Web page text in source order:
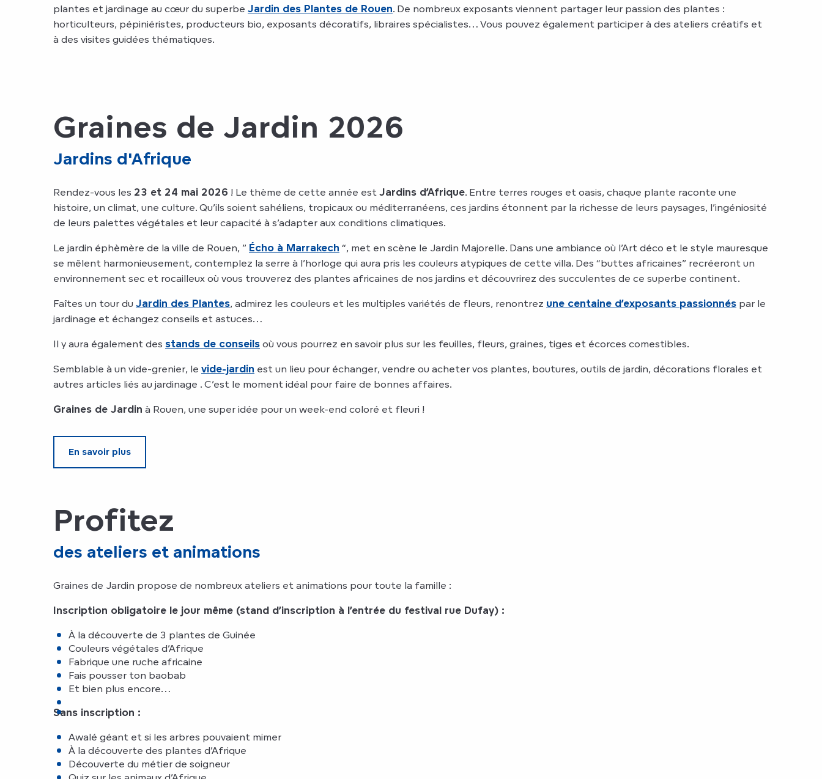
plantes et jardinage au cœur du superbe Jardin des Plantes de Rouen. De nombreux exposants viennent partager leur passion des plantes :
horticulteurs, pépiniéristes, producteurs bio, exposants décoratifs, libraires spécialistes… Vous pouvez également participer à des ateliers créatifs et
à des visites guidées thématiques.
Graines de Jardin 2026
Jardins d'Afrique
Rendez-vous les 23 et 24 mai 2026 ! Le thème de cette année est Jardins d’Afrique. Entre terres rouges et oasis, chaque plante raconte une
histoire, un climat, une culture. Qu’ils soient sahéliens, tropicaux ou méditerranéens, ces jardins étonnent par la richesse de leurs paysages, l’ingéniosité
de leurs palettes végétales et leur capacité à s’adapter aux conditions climatiques.
Le jardin éphèmère de la ville de Rouen, ” Écho à Marrakech “, met en scène le Jardin Majorelle. Dans une ambiance où l’Art déco et le style mauresque
se mêlent harmonieusement, contemplez la serre à l’horloge qui aura pris les couleurs atypiques de cette villa. Des “buttes africaines” recréeront un
environnement sec et rocailleux où vous trouverez des plantes africaines de nos jardins et découvrirez des succulentes de ce superbe continent.
Faîtes un tour du Jardin des Plantes, admirez les couleurs et les multiples variétés de fleurs, renontrez une centaine d’exposants passionnés par le
jardinage et échangez conseils et astuces…
Il y aura également des stands de conseils où vous pourrez en savoir plus sur les feuilles, fleurs, graines, tiges et écorces comestibles.
Semblable à un vide-grenier, le vide-jardin est un lieu pour échanger, vendre ou acheter vos plantes, boutures, outils de jardin, décorations florales et
autres articles liés au jardinage . C’est le moment idéal pour faire de bonnes affaires.
Graines de Jardin à Rouen, une super idée pour un week-end coloré et fleuri !
En savoir plus
Profitez
des ateliers et animations
Graines de Jardin propose de nombreux ateliers et animations pour toute la famille :
Inscription obligatoire le jour même (stand d’inscription à l’entrée du festival rue Dufay) :
À la découverte de 3 plantes de Guinée
Couleurs végétales d’Afrique
Fabrique une ruche africaine
Fais pousser ton baobab
Et bien plus encore…
Sans inscription :
Awalé géant et si les arbres pouvaient mimer
À la découverte des plantes d’Afrique
Découverte du métier de soigneur